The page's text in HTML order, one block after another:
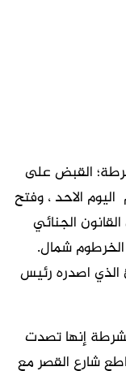
القبض على
الاحد ، وفتح
المواد (74/101) من القانون الجنائي
لسنة 2020م بقسم الخرطوم شمال.
الذي اصدره رئيس
إنها تصدت
شارع القصر مع